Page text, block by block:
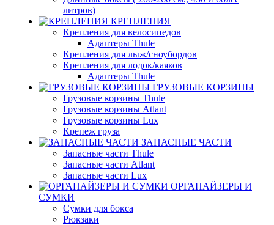
литров)
КРЕПЛЕНИЯ
Крепления для велосипедов
Адаптеры Thule
Крепления для лыж/сноубордов
Крепления для лодок/каяков
Адаптеры Thule
ГРУЗОВЫЕ КОРЗИНЫ
Грузовые корзины Thule
Грузовые корзины Atlant
Грузовые корзины Lux
Крепеж груза
ЗАПАСНЫЕ ЧАСТИ
Запасные части Thule
Запасные части Atlant
Запасные части Lux
ОРГАНАЙЗЕРЫ И
СУМКИ
Сумки для бокса
Рюкзаки